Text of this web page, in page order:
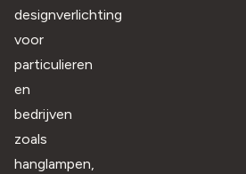
designverlichting
voor
particulieren
en
bedrijven
zoals
hanglampen,